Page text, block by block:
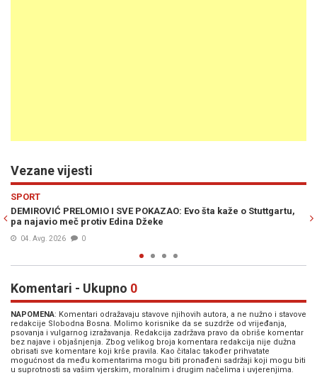
Vezane vijesti
Evo šta kaže o Stuttgartu,
ŽENA I DJECA NE ŽELE GA KUĆI:
porodičnog doma
Komentari - Ukupno 0
NAPOMENA: Komentari odražavaju stavove njihovih autora, a ne nužno i stavove
redakcije Slobodna Bosna. Molimo korisnike da se suzdrže od vrijeđanja,
psovanja i vulgarnog izražavanja. Redakcija zadržava pravo da obriše komentar
bez najave i objašnjenja. Zbog velikog broja komentara redakcija nije dužna
obrisati sve komentare koji krše pravila. Kao čitalac također prihvatate
mogućnost da među komentarima mogu biti pronađeni sadržaji koji mogu biti
u suprotnosti sa vašim vjerskim, moralnim i drugim načelima i uvjerenjima.